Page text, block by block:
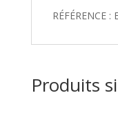
RÉFÉRENCE :
Produits